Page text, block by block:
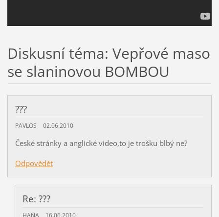
Diskusní téma: Vepřové maso
se slaninovou BOMBOU
???
PAVLOS 02.06.2010
České stránky a anglické video,to je trošku blbý ne?
Odpovědět
Re: ???
HANA 16.06.2010